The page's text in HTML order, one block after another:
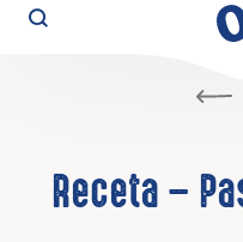
Busca
Receta –